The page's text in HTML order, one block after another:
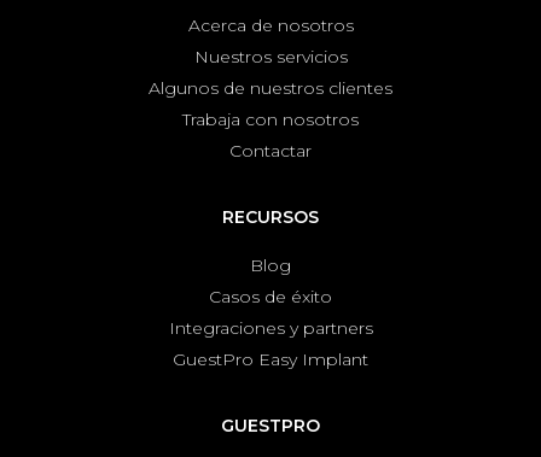
Acerca de nosotros
Nuestros servicios
Algunos de nuestros clientes
Trabaja con nosotros
Contactar
RECURSOS
Blog
Casos de éxito
Integraciones y partners
GuestPro Easy Implant
GUESTPRO